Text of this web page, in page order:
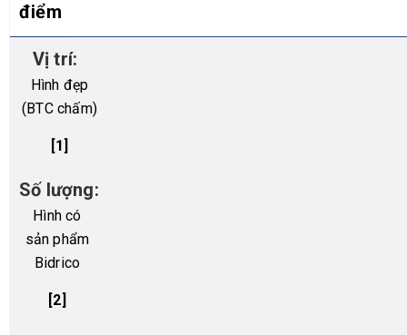
điểm
Hình đẹp
(BTC chấm)
[1]
Hình có
sản phẩm
Bidrico
[2]